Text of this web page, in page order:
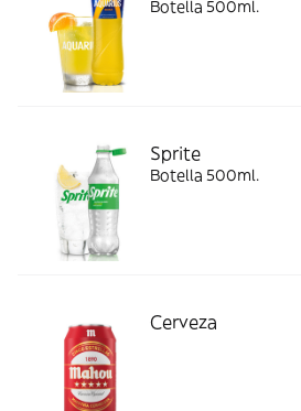
Botella 500ml.
Sprite
Botella 500ml.
Cerveza